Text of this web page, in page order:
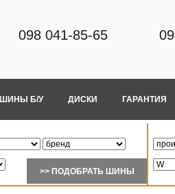
098 041-85-65
ШИНЫ Б/У ДИСКИ ГАРАНТИЯ